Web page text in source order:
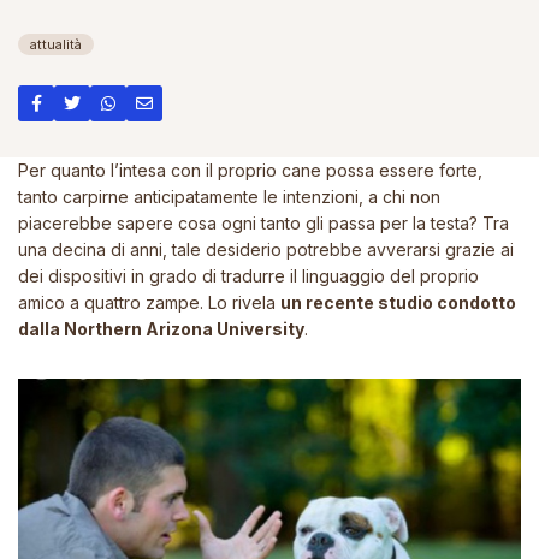
attualità
Per quanto l’intesa con il proprio cane possa essere forte,
tanto carpirne anticipatamente le intenzioni, a chi non
piacerebbe sapere cosa ogni tanto gli passa per la testa? Tra
una decina di anni, tale desiderio potrebbe avverarsi grazie ai
dei dispositivi in grado di tradurre il linguaggio del proprio
amico a quattro zampe. Lo rivela un recente studio condotto
dalla Northern Arizona University.